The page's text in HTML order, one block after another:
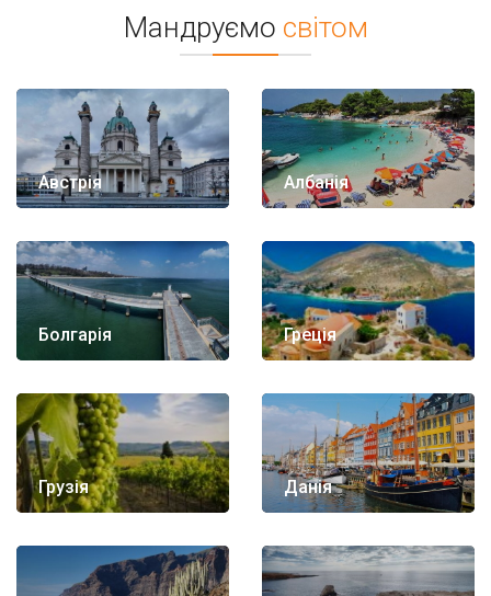
Мандруємо світом
Австрія Албанія
Болгарія Греція
Грузія Данія